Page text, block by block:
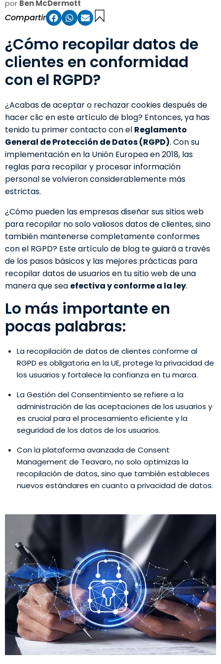
por Ben McDermott
Compartir
¿Cómo recopilar datos de
clientes en conformidad
con el RGPD?
¿Acabas de aceptar o rechazar cookies después de
hacer clic en este artículo de blog? Entonces, ya has
tenido tu primer contacto con el Reglamento
General de Protección de Datos (RGPD). Con su
implementación en la Unión Europea en 2018, las
reglas para recopilar y procesar información
personal se volvieron considerablemente más
estrictas.
¿Cómo pueden las empresas diseñar sus sitios web
para recopilar no solo valiosos datos de clientes, sino
también mantenerse completamente conformes
con el RGPD? Este artículo de blog te guiará a través
de los pasos básicos y las mejores prácticas para
recopilar datos de usuarios en tu sitio web de una
manera que sea efectiva y conforme a la ley.
Lo más importante en
pocas palabras:
La recopilación de datos de clientes conforme al
RGPD es obligatoria en la UE, protege la privacidad de
los usuarios y fortalece la confianza en tu marca.
La Gestión del Consentimiento se refiere a la
administración de las aceptaciones de los usuarios y
es crucial para el procesamiento eficiente y la
seguridad de los datos de los usuarios.
Con la plataforma avanzada de Consent
Management de Teavaro, no solo optimizas la
recopilación de datos, sino que también estableces
nuevos estándares en cuanto a privacidad de datos.